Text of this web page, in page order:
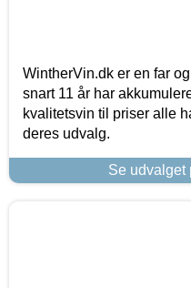
WintherVin.dk er en far
snart 11 år har
kvalitetsvin til priser alle
deres udvalg.
Se udvalget